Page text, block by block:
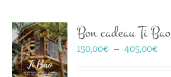
Bon cadeau Ti Bao
150,00€ – 405,00€